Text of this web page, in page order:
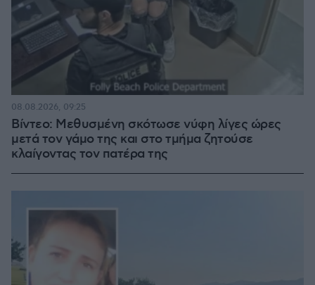
Βίντεο: Μεθυσμένη σκότωσε νύφη λίγες ώρες
μετά τον γάμο της και στο τμήμα ζητούσε
κλαίγοντας τον πατέρα της
08.08.2026, 09:25